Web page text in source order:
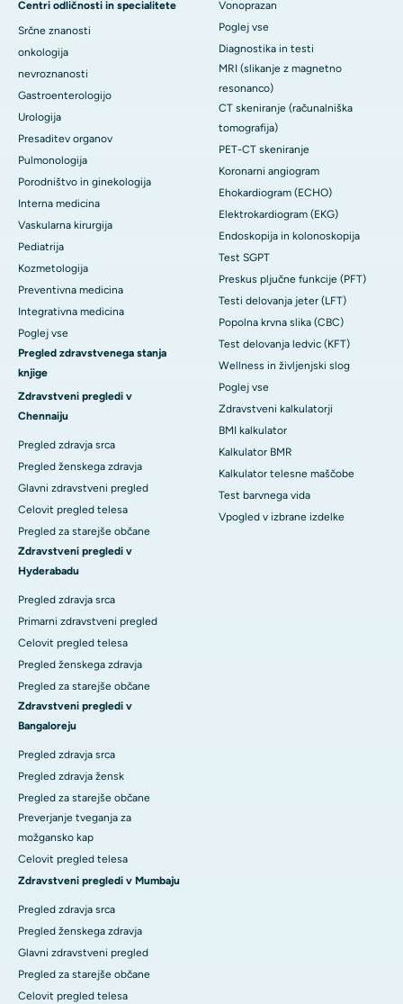
Centri odličnosti in specialitete
Srčne znanosti
onkologija
nevroznanosti
Gastroenterologijo
Urologija
Presaditev organov
Pulmonologija
Porodništvo in ginekologija
Interna medicina
Vaskularna kirurgija
Pediatrija
Kozmetologija
Preventivna medicina
Integrativna medicina
Poglej vse
Pregled zdravstvenega stanja
knjige
Zdravstveni pregledi v
Chennaiju
Pregled zdravja srca
Pregled ženskega zdravja
Glavni zdravstveni pregled
Celovit pregled telesa
Pregled za starejše občane
Zdravstveni pregledi v
Hyderabadu
Pregled zdravja srca
Primarni zdravstveni pregled
Celovit pregled telesa
Pregled ženskega zdravja
Pregled za starejše občane
Zdravstveni pregledi v
Bangaloreju
Pregled zdravja srca
Pregled zdravja žensk
Pregled za starejše občane
Preverjanje tveganja za
možgansko kap
Celovit pregled telesa
Zdravstveni pregledi v Mumbaju
Pregled zdravja srca
Pregled ženskega zdravja
Glavni zdravstveni pregled
Pregled za starejše občane
Celovit pregled telesa
Vonoprazan
Poglej vse
Diagnostika in testi
MRI (slikanje z magnetno
resonanco)
CT skeniranje (računalniška
tomografija)
PET-CT skeniranje
Koronarni angiogram
Ehokardiogram (ECHO)
Elektrokardiogram (EKG)
Endoskopija in kolonoskopija
Test SGPT
Preskus pljučne funkcije (PFT)
Testi delovanja jeter (LFT)
Popolna krvna slika (CBC)
Test delovanja ledvic (KFT)
Wellness in življenjski slog
Poglej vse
Zdravstveni kalkulatorji
BMI kalkulator
Kalkulator BMR
Kalkulator telesne maščobe
Test barvnega vida
Vpogled v izbrane izdelke